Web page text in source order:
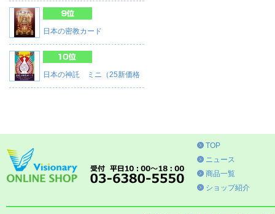
日本の密教カード
日本の神託 ミニ（25新価格
TOP
ニュース
商品一覧
ショップ紹介